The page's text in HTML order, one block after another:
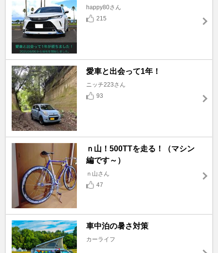
happy80さん
215
愛車と出会って1年！
ニッチ223さん
93
ｎ山！500TTを走る！（マシン
編です～）
ｎ山さん
47
車中泊の暑さ対策
カーライフ